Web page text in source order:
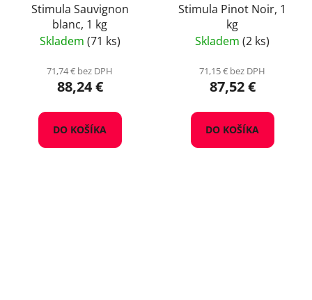
Stimula Sauvignon
blanc, 1 kg
Skladem (71 ks)
71,74 € bez DPH
88,24 €
DO KOŠÍKA
Stimula Pinot Noir, 1
kg
Skladem (2 ks)
71,15 € bez DPH
87,52 €
DO KOŠÍKA